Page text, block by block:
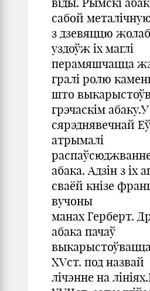
сабой
з дзевяццю
уздоўж іх маглі
перамяшчацца
гралі ролю
што
грэчаскім абаку.У
сярэднявечнай
атрымалі
абака. Адзін з іх
сваёй кнізе
вучоны
манах Герберт.
абака пачаў
XVст. под назвай
лічэнне на